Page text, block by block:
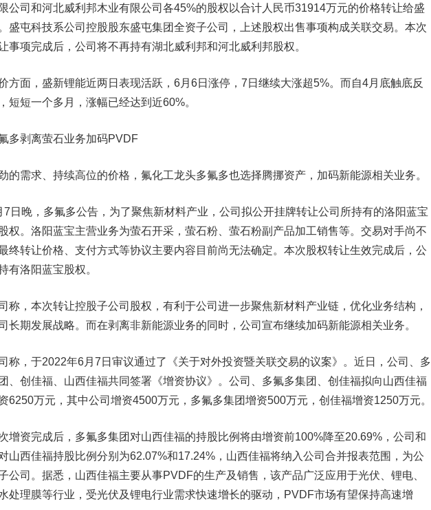
公司和河北威利邦木业有限公司各45%的股权以合计人民币31914万元的价格转让给盛
盛屯科技系公司控股股东盛屯集团全资子公司，上述股权出售事项构成关联交易。本次
事项完成后，公司将不再持有湖北威利邦和河北威利邦股权。
面，盛新锂能近两日表现活跃，6月6日涨停，7日继续大涨超5%。而自4月底触底反
短短一个多月，涨幅已经达到近60%。
剥离萤石业务加码PVDF
需求、持续高位的价格，氟化工龙头多氟多也选择腾挪资产，加码新能源相关业务。
晚，多氟多公告，为了聚焦新材料产业，公司拟公开挂牌转让公司所持有的洛阳蓝宝
权。洛阳蓝宝主营业务为萤石开采，萤石粉、萤石粉副产品加工销售等。交易对手尚不
终转让价格、支付方式等协议主要内容目前尚无法确定。本次股权转让生效完成后，公
有洛阳蓝宝股权。
，本次转让控股子公司股权，有利于公司进一步聚焦新材料产业链，优化业务结构，
长期发展战略。而在剥离非新能源业务的同时，公司宣布继续加码新能源相关业务。
，于2022年6月7日审议通过了《关于对外投资暨关联交易的议案》。近日，公司、多
、创佳福、山西佳福共同签署《增资协议》。公司、多氟多集团、创佳福拟向山西佳福
6250万元，其中公司增资4500万元，多氟多集团增资500万元，创佳福增资1250万元。
资完成后，多氟多集团对山西佳福的持股比例将由增资前100%降至20.69%，公司和
山西佳福持股比例分别为62.07%和17.24%，山西佳福将纳入公司合并报表范围，为公
公司。据悉，山西佳福主要从事PVDF的生产及销售，该产品广泛应用于光伏、锂电、
处理膜等行业，受光伏及锂电行业需求快速增长的驱动，PVDF市场有望保持高速增